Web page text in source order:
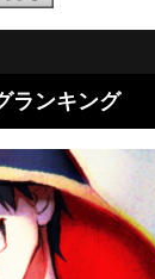
ランキング